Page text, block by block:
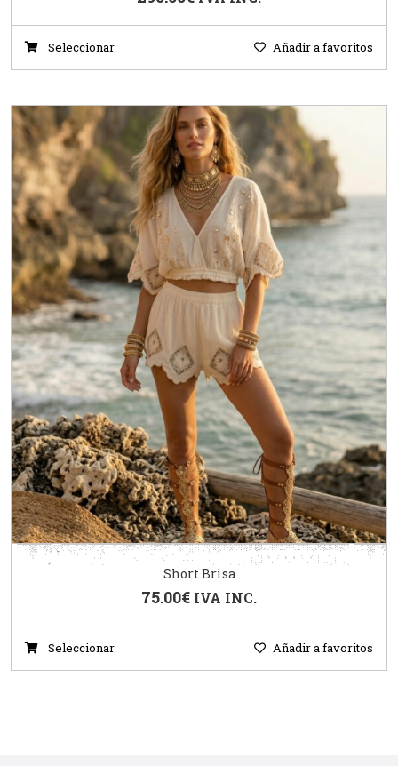
Seleccionar Añadir a favoritos
Short Brisa
75.00€ IVA INC.
Seleccionar Añadir a favoritos